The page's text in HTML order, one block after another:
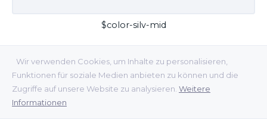
Wir verwenden Cookies, um Inhalte zu personalisieren,
Funktionen für soziale Medien anbieten zu können und die
Zugriffe auf unsere Website zu analysieren. Weitere
Informationen
$color-silv-mid